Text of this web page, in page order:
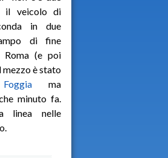
il veicolo di
in due
di fine
Roma (e poi
mezzo è stato
ma
minuto fa.
linea nelle